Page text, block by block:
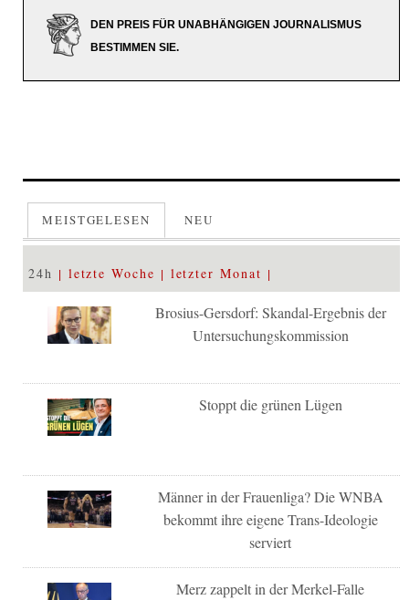
DEN PREIS FÜR UNABHÄNGIGEN JOURNALISMUS
BESTIMMEN SIE.
MEISTGELESEN NEU
24h letzte Woche letzter Monat
Brosius-Gersdorf: Skandal-Ergebnis der
Untersuchungskommission
Stoppt die grünen Lügen
Männer in der Frauenliga? Die WNBA
bekommt ihre eigene Trans-Ideologie
serviert
Merz zappelt in der Merkel-Falle